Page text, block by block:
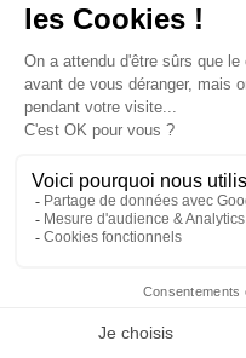
Password
Conferma
Informations